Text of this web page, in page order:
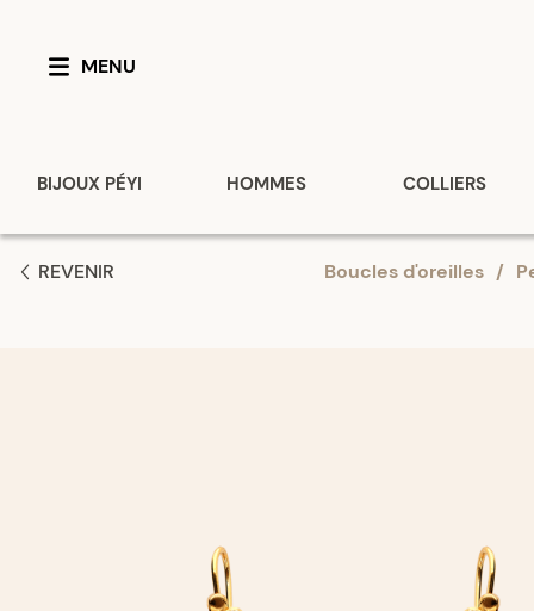
MENU
BIJOUX PÉYI HOMMES COLLIERS
Boucles d'oreilles /
REVENIR